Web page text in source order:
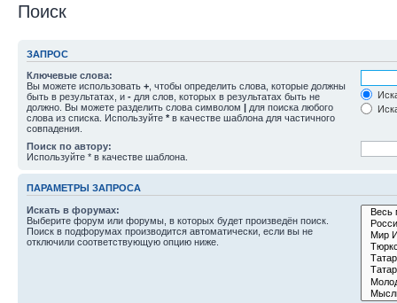
Поиск
ЗАПРОС
Ключевые слова:
Вы можете использовать + , чтобы определить слова, которые должны
быть в результатах, и - для слов, которых в результатах быть не
должно. Вы можете разделить слова символом | для поиска любого
слова из списка. Используйте * в качестве шаблона для частичного
совпадения.
Поиск по автору:
Используйте * в качестве шаблона.
ПАРАМЕТРЫ ЗАПРОСА
Искать в форумах:
Выберите форум или форумы, в которых будет произведён поиск.
Поиск в подфорумах производится автоматически, если вы не
отключили соответствующую опцию ниже.